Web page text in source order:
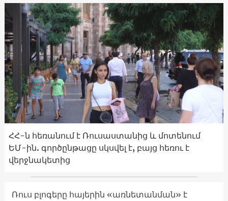
ՀՀ-ն հեռանում է Ռուսաստանից և մոտենում
ԵՄ-ին. գործընթացը սկսվել է, բայց հեռու է
վերջնակետից
Ռուս բլոգերը հայերին «առնետանման» է